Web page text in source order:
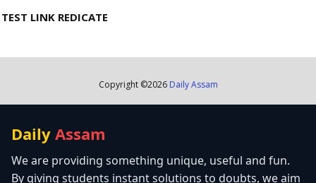
TEST LINK REDICATE
Copyright ©2026 Daily Assam
Daily Assam
We are providing something unique, useful and fun.
By giving students instant solutions to doubts, we aim